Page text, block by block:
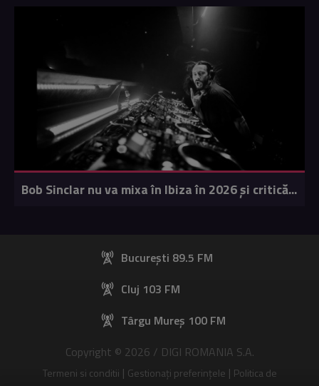
Bob Sinclar nu va mixa în Ibiza în 2026 și critică...
București 89.5 FM
Cluj 103 FM
Târgu Mureș 100 FM
Copyright © 2026 / DIGI ROMANIA S.A.
Termeni si conditii | Gestionați preferințele | Politica de